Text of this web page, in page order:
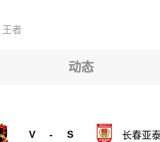
王者
动态
V - S 长春亚